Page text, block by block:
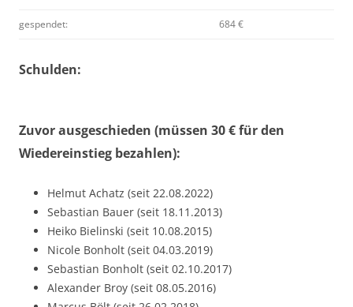
gespendet: 684 €
Schulden:
Zuvor ausgeschieden (müssen 30 € für den
Wiedereinstieg bezahlen):
Helmut Achatz (seit 22.08.2022)
Sebastian Bauer (seit 18.11.2013)
Heiko Bielinski (seit 10.08.2015)
Nicole Bonholt (seit 04.03.2019)
Sebastian Bonholt (seit 02.10.2017)
Alexander Broy (seit 08.05.2016)